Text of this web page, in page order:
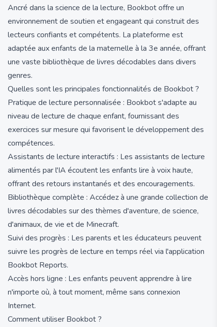
Ancré dans la science de la lecture, Bookbot offre un
environnement de soutien et engageant qui construit des
lecteurs confiants et compétents. La plateforme est
adaptée aux enfants de la maternelle à la 3e année, offrant
une vaste bibliothèque de livres décodables dans divers
genres.
Quelles sont les principales fonctionnalités de Bookbot ?
Pratique de lecture personnalisée : Bookbot s'adapte au
niveau de lecture de chaque enfant, fournissant des
exercices sur mesure qui favorisent le développement des
compétences.
Assistants de lecture interactifs : Les assistants de lecture
alimentés par l'IA écoutent les enfants lire à voix haute,
offrant des retours instantanés et des encouragements.
Bibliothèque complète : Accédez à une grande collection de
livres décodables sur des thèmes d'aventure, de science,
d'animaux, de vie et de Minecraft.
Suivi des progrès : Les parents et les éducateurs peuvent
suivre les progrès de lecture en temps réel via l'application
Bookbot Reports.
Accès hors ligne : Les enfants peuvent apprendre à lire
n'importe où, à tout moment, même sans connexion
Internet.
Comment utiliser Bookbot ?